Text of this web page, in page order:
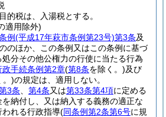
的税は、入湯税とする。
適用除外)
例(平成17年萩市条例第23号)第3条及
のほか、この条例又はこの条例に基づ
処分その他公権力の行使に当たる行為
政手続条例第2章(第8条を除く。)及び
。)の規定は、適用しない。
3条 第4条又は第33条第4項に定める
納付し、又は納入する義務の適正な
れる行政指導(同条例第2条第6号に規